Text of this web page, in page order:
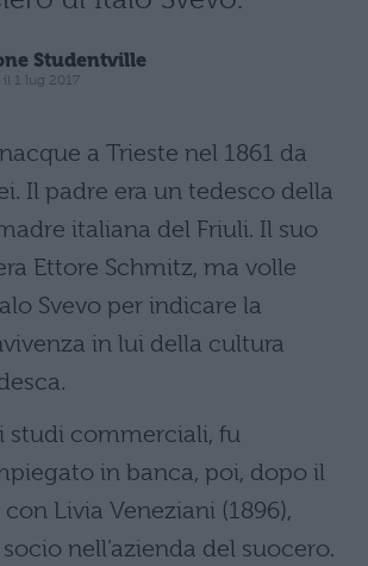
Studentville
1 lug 2017
nacque a Trieste nel 1861 da
Il padre era un tedesco della
italiana del Friuli. Il suo
Ettore Schmitz, ma volle
Svevo per indicare la
in lui della cultura
studi commerciali, fu
in banca, poi, dopo il
Livia Veneziani (1896),
nell’azienda del suocero.